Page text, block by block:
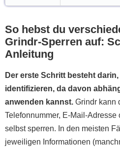
So hebst du
Grindr-Sperren auf:
Anleitung
Der erste Schritt besteht
identifizieren, da davon
anwenden kannst. Grindr kann
Telefonnummer, E-Mail-Adresse
selbst sperren. In den meisten
jeweiligen Informationen